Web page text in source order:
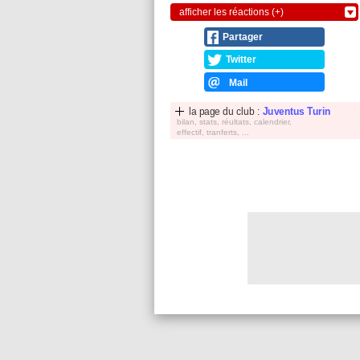
afficher les réactions (+)
Partager
Twitter
Mail
la page du club : Juventus Turin
bilan, stats, réultats, calendrier,
effectif, tranferts, ...